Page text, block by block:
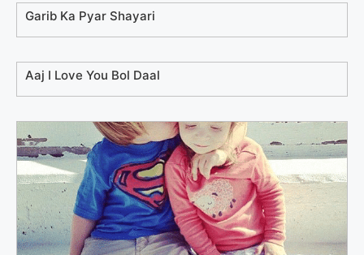
Garib Ka Pyar Shayari
Aaj I Love You Bol Daal